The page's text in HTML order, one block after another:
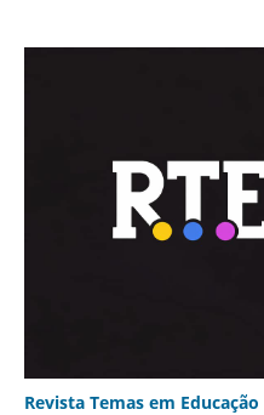
Revista Temas em Educação